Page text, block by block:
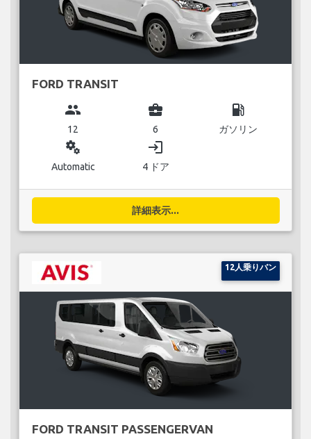
FORD TRANSIT
group
12
business_center
6
local_gas_station
ガソリン
miscellaneous_services
Automatic
login
4 ドア
詳細表示...
12人乗りバン
FORD TRANSIT PASSENGERVAN